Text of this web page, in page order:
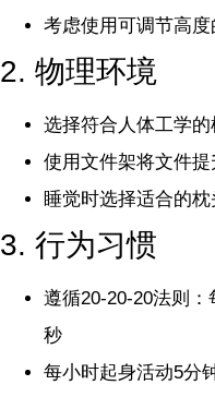
考虑使用可调节高度
2. 物理环境
选择符合人体工学
使用文件架将文件
睡觉时选择适合的
3. 行为习惯
遵循20-20-20法则
秒
每小时起身活动5分